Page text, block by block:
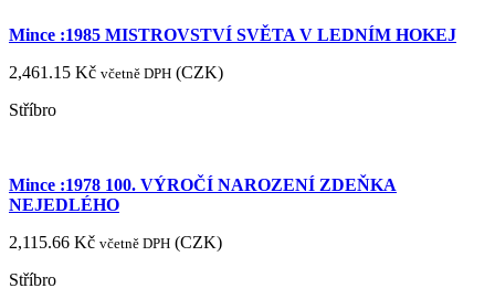
Mince :1985 MISTROVSTVÍ SVĚTA V LEDNÍM HOKEJ
2,461.15 Kč včetně DPH (CZK)
Stříbro
Mince :1978 100. VÝROČÍ NAROZENÍ ZDEŇKA
NEJEDLÉHO
2,115.66 Kč včetně DPH (CZK)
Stříbro